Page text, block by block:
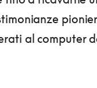
al computer